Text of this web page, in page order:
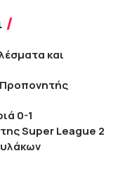
και
0-1
Super League 2